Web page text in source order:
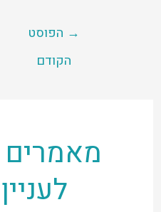
→ הפוסט
הקודם
מאמרים